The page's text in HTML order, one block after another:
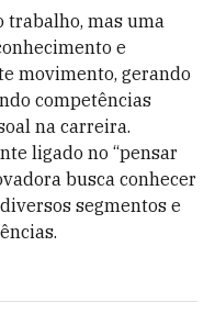
trabalho, mas uma
e
movimento, gerando
competências
na carreira.
ligado no “pensar
busca conhecer
segmentos e